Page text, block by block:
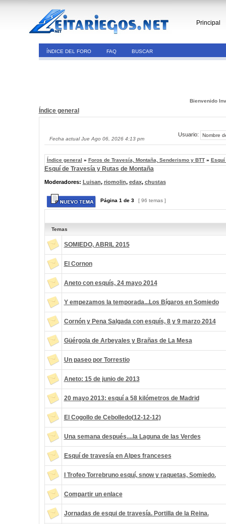
Principal
ÍNDICE DEL FORO FAQ BUSCAR
Bienvenido
Índice general
Fecha actual Jue Ago 06, 2026 4:13 pm
Usuario:
Índice general » Foros de Travesía, Montaña, Senderismo y BTT» Esquí
Esquí de Travesía y Rutas de Montaña
Moderadores: Luisan, riomolin, edax, chustas
Página 1 de 3 [ 96 temas ]
Temas
SOMIEDO, ABRIL 2015
El Cornon
Aneto con esquís, 24 mayo 2014
Y empezamos la temporada...Los Bígaros en Somiedo
Cornón y Pena Salgada con esquís, 8 y 9 marzo 2014
Güérgola de Arbeyales y Brañas de La Mesa
Un paseo por Torrestio
Aneto: 15 de junio de 2013
20 mayo 2013: esquí a 58 kilómetros de Madrid
El Cogollo de Cebolledo(12-12-12)
Una semana después....la Laguna de las Verdes
Esquí de travesía en Alpes franceses
I Trofeo Torrebruno esquí, snow y raquetas, Somiedo.
Compartir un enlace
Jornadas de esqui de travesía. Portilla de la Reina.